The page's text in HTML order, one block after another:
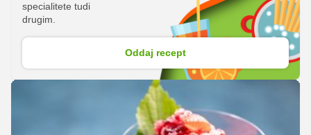
specialitete tudi
drugim.
Oddaj recept